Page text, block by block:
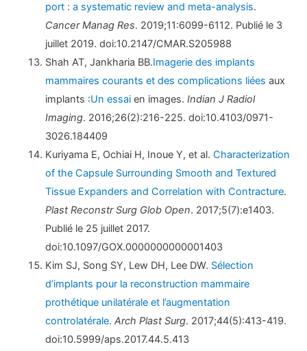
port : a systematic review and meta-analysis.
Cancer Manag Res. 2019;11:6099-6112. Publié le 3
juillet 2019. doi:10.2147/CMAR.S205988
Shah AT, Jankharia BB.Imagerie des implants
mammaires courants et des complications liées aux
implants :Un essai en images.Indian J Radiol
Imaging. 2016;26(2):216-225. doi:10.4103/0971-
3026.184409
Kuriyama E, Ochiai H, Inoue Y, et al.Characterization
of the Capsule Surrounding Smooth and Textured
Tissue Expanders and Correlation with Contracture.
Plast Reconstr Surg Glob Open. 2017;5(7):e1403.
Publié le 25 juillet 2017.
doi:10.1097/GOX.0000000000001403
Kim SJ, Song SY, Lew DH, Lee DW. Sélection
d’implants pour la reconstruction mammaire
prothétique unilatérale et l’augmentation
controlatérale.Arch Plast Surg. 2017;44(5):413-419.
doi:10.5999/aps.2017.44.5.413